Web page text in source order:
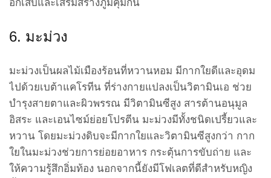
อักเสบและเสริมสร้างภูมิคุ้มกัน
6. มะม่วง
มะม่วงเป็นผลไม้เมืองร้อนที่หวานหอม มีกากใยดีและอุดม
ไปด้วยเบต้าแคโรทีน ที่ร่างกายแปลงเป็นวิตามินเอ ช่วย
บำรุงสายตาและผิวพรรณ มีวิตามินซีสูง สารต้านอนุมูล
อิสระ และเอนไซม์ย่อยโปรตีน มะม่วงมีทั้งชนิดเปรี้ยวและ
หวาน โดยมะม่วงดิบจะมีกากใยและวิตามินซีสูงกว่า กาก
ใยในมะม่วงช่วยการย่อยอาหาร กระตุ้นการขับถ่าย และ
ให้ความรู้สึกอิ่มท้อง นอกจากนี้ยังมีโฟเลตที่ดีสำหรับหญิง